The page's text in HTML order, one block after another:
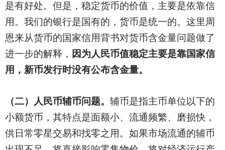
是有好处。但是，稳定货币的价值，主要是依靠信
用。我们的银行是国有的，货币是统一的。这里周
恩来从货币的国家信用背书对货币含金量问题做了
进一步的解释， 因为人民币值稳定主要是靠国家信
用，新币发行时没有公布含金量。
（二）人民币辅币问题。 辅币是指主币单位以下的
小额货币，其特点是面额小、流通频繁、磨损快，
供日常零星交易和找零之用。如果市场流通的辅币